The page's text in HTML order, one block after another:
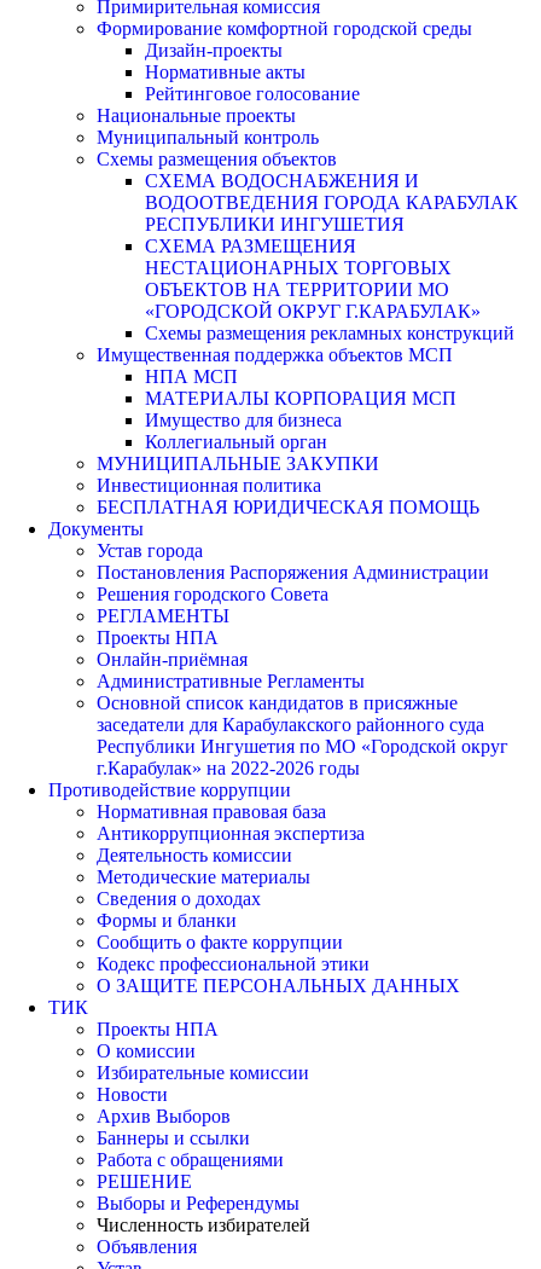
Примирительная комиссия
Формирование комфортной городской среды
Дизайн-проекты
Нормативные акты
Рейтинговое голосование
Национальные проекты
Муниципальный контроль
Схемы размещения объектов
СХЕМА ВОДОСНАБЖЕНИЯ И
ВОДООТВЕДЕНИЯ ГОРОДА КАРАБУЛАК
РЕСПУБЛИКИ ИНГУШЕТИЯ
СХЕМА РАЗМЕЩЕНИЯ
НЕСТАЦИОНАРНЫХ ТОРГОВЫХ
ОБЪЕКТОВ НА ТЕРРИТОРИИ МО
«ГОРОДСКОЙ ОКРУГ Г.КАРАБУЛАК»
Схемы размещения рекламных конструкций
Имущественная поддержка объектов МСП
НПА МСП
МАТЕРИАЛЫ КОРПОРАЦИЯ МСП
Имущество для бизнеса
Коллегиальный орган
МУНИЦИПАЛЬНЫЕ ЗАКУПКИ
Инвестиционная политика
БЕСПЛАТНАЯ ЮРИДИЧЕСКАЯ ПОМОЩЬ
Документы
Устав города
Постановления Распоряжения Администрации
Решения городского Совета
РЕГЛАМЕНТЫ
Проекты НПА
Онлайн-приёмная
Административные Регламенты
Основной список кандидатов в присяжные
заседатели для Карабулакского районного суда
Республики Ингушетия по МО «Городской округ
г.Карабулак» на 2022-2026 годы
Противодействие коррупции
Нормативная правовая база
Антикоррупционная экспертиза
Деятельность комиссии
Методические материалы
Сведения о доходах
Формы и бланки
Сообщить о факте коррупции
Кодекс профессиональной этики
О ЗАЩИТЕ ПЕРСОНАЛЬНЫХ ДАННЫХ
ТИК
Проекты НПА
О комиссии
Избирательные комиссии
Новости
Архив Выборов
Баннеры и ссылки
Работа с обращениями
РЕШЕНИЕ
Выборы и Референдумы
Численность избирателей
Объявления